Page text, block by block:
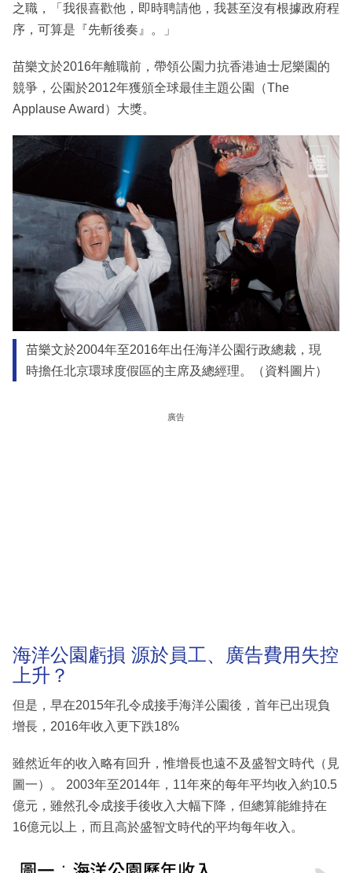
之職，「我很喜歡他，即時聘請他，我甚至沒有根據政府程
序，可算是『先斬後奏』。」
苗樂文於2016年離職前，帶領公園力抗香港迪士尼樂園的
競爭，公園於2012年獲頒全球最佳主題公園（The
Applause Award）大獎。
苗樂文於2004年至2016年出任海洋公園行政總裁，現
時擔任北京環球度假區的主席及總經理。（資料圖片）
廣告
海洋公園虧損 源於員工、廣告費用失控
上升？
但是，早在2015年孔令成接手海洋公園後，首年已出現負
增長，2016年收入更下跌18%
雖然近年的收入略有回升，惟增長也遠不及盛智文時代（見
圖一）。 2003年至2014年，11年來的每年平均收入約10.5
億元，雖然孔令成接手後收入大幅下降，但總算能維持在
16億元以上，而且高於盛智文時代的平均每年收入。